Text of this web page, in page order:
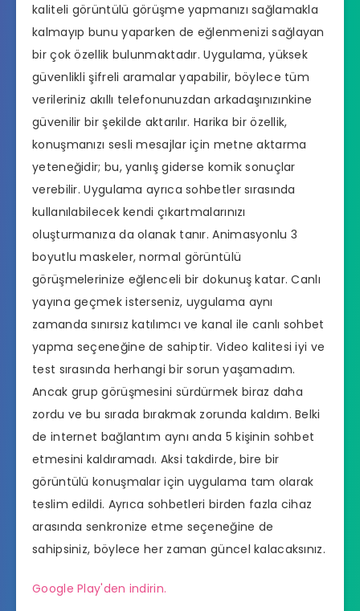
kaliteli görüntülü görüşme yapmanızı sağlamakla
kalmayıp bunu yaparken de eğlenmenizi sağlayan
bir çok özellik bulunmaktadır. Uygulama, yüksek
güvenlikli şifreli aramalar yapabilir, böylece tüm
verileriniz akıllı telefonunuzdan arkadaşınızınkine
güvenilir bir şekilde aktarılır. Harika bir özellik,
konuşmanızı sesli mesajlar için metne aktarma
yeteneğidir; bu, yanlış giderse komik sonuçlar
verebilir. Uygulama ayrıca sohbetler sırasında
kullanılabilecek kendi çıkartmalarınızı
oluşturmanıza da olanak tanır. Animasyonlu 3
boyutlu maskeler, normal görüntülü
görüşmelerinize eğlenceli bir dokunuş katar. Canlı
yayına geçmek isterseniz, uygulama aynı
zamanda sınırsız katılımcı ve kanal ile canlı sohbet
yapma seçeneğine de sahiptir. Video kalitesi iyi ve
test sırasında herhangi bir sorun yaşamadım.
Ancak grup görüşmesini sürdürmek biraz daha
zordu ve bu sırada bırakmak zorunda kaldım. Belki
de internet bağlantım aynı anda 5 kişinin sohbet
etmesini kaldıramadı. Aksi takdirde, bire bir
görüntülü konuşmalar için uygulama tam olarak
teslim edildi. Ayrıca sohbetleri birden fazla cihaz
arasında senkronize etme seçeneğine de
sahipsiniz, böylece her zaman güncel kalacaksınız.
Google Play'den indirin.